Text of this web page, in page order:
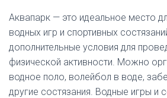
Аквапарк — это идеальное место
водных игр и спортивных
дополнительные условия для
физической активности. Можно
водное поло, волейбол в воде,
другие состязания. Водные игры и